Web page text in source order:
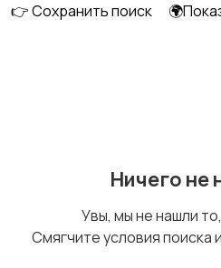
аккумуляторы
👉 Сохранить поиск
Ничего не
Увы, мы не нашли
Смягчите условия поиска